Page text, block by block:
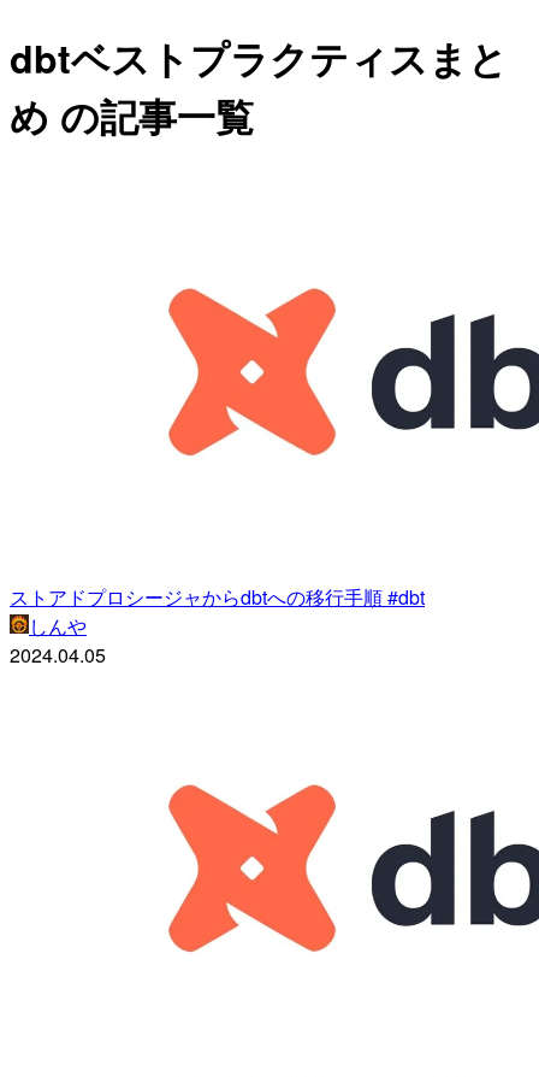
dbtベストプラクティスまと
め の記事一覧
ストアドプロシージャからdbtへの移行手順 #dbt
しんや
2024.04.05